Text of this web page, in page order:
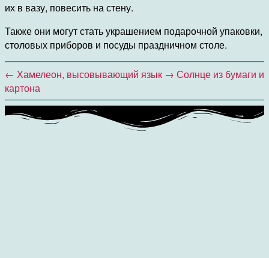
их в вазу, повесить на стену.
Также они могут стать украшением подарочной упаковки,
столовых приборов и посуды праздничном столе.
← Хамелеон, высовывающий язык → Солнце из бумаги и
картона